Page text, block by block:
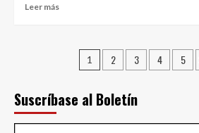
Leer más
Paginación
entradas
1 2 3 4 5
Suscríbase al Boletín